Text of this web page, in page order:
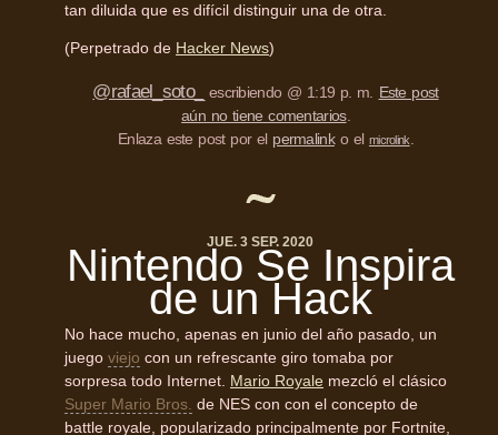
tan diluida que es difícil distinguir una de otra.
(Perpetrado de Hacker News)
@rafael_soto_ escribiendo @ 1:19 p. m. Este post
aún no tiene comentarios.
Enlaza este post por el permalinko el microlink.
JUE. 3 SEP. 2020
Nintendo Se Inspira
de un Hack
No hace mucho, apenas en junio del año pasado, un
juego viejo con un refrescante giro tomaba por
sorpresa todo Internet. Mario Royale mezcló el clásico
Super Mario Bros. de NES con con el concepto de
battle royale, popularizado principalmente por Fortnite,